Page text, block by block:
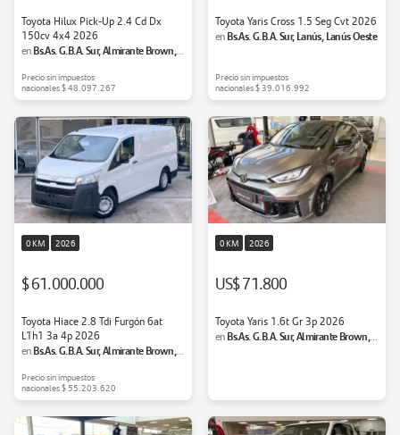
Toyota Hilux Pick-Up 2.4 Cd Dx
150cv 4x4 2026
enBs.As. G.B.A. Sur, Almirante Brown,
Precio sin impuestos
nacionales$ 48.097.267
Toyota Yaris Cross 1.5 Seg Cvt 2026
enBs.As. G.B.A. Sur, Lanús, Lanús Oeste
Precio sin impuestos
nacionales$ 39.016.992
0 KM 2026
$ 61.000.000
Toyota Hiace 2.8 Tdi Furgón 6at
L1h1 3a 4p 2026
enBs.As. G.B.A. Sur, Almirante Brown,
Precio sin impuestos
nacionales$ 55.203.620
0 KM 2026
US$ 71.800
Toyota Yaris 1.6t Gr 3p 2026
enBs.As. G.B.A. Sur, Almirante Brown,